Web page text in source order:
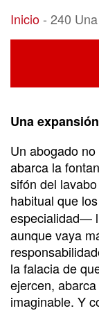
240 Una
Inicio- 240
Una
Un abogado
abarca la
sifón del
habitual que los
especialidad—
aunque vaya
la falacia de
ejercen,
imaginable. Y